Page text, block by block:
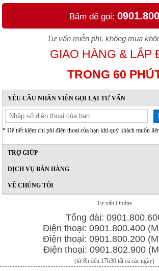
Bấm để gọi:
Tư vấn miễn phí, không mua
GIAO HÀNG & LẮP
TRONG 60
YÊU CẦU NHÂN VIÊN GỌI LẠI TƯ VẤN
* Để tiết kiệm chi phí điện thoại của bạn khi quý khách muốn
TRỢ GIÚP
DỊCH VỤ BÁN HÀNG
VỀ CHÚNG TÔI
Tư vấn Online
Tổng đài:
Điện thoại: 0901.800.400
Điện thoại: 0901.800.200
Điện thoại: 0901.802.900
(từ 8h đến 17h30 tất cả các ngày)